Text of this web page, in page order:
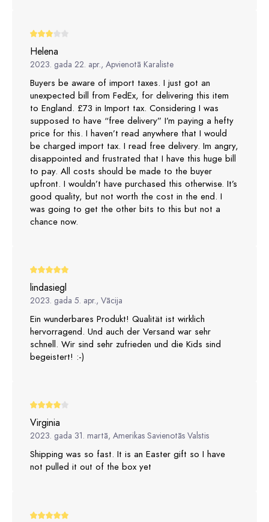
Helena
2023. gada 22. apr., Apvienotā Karaliste
Buyers be aware of import taxes. I just got an
unexpected bill from FedEx, for delivering this item
to England. £73 in Import tax. Considering I was
supposed to have “free delivery” I’m paying a hefty
price for this. I haven’t read anywhere that I would
be charged import tax. I read free delivery. Im angry,
disappointed and frustrated that I have this huge bill
to pay. All costs should be made to the buyer
upfront. I wouldn’t have purchased this otherwise. It’s
good quality, but not worth the cost in the end. I
was going to get the other bits to this but not a
chance now.
lindasiegl
2023. gada 5. apr., Vācija
Ein wunderbares Produkt! Qualität ist wirklich
hervorragend. Und auch der Versand war sehr
schnell. Wir sind sehr zufrieden und die Kids sind
begeistert! :-)
Virginia
2023. gada 31. martā, Amerikas Savienotās Valstis
Shipping was so fast. It is an Easter gift so I have
not pulled it out of the box yet